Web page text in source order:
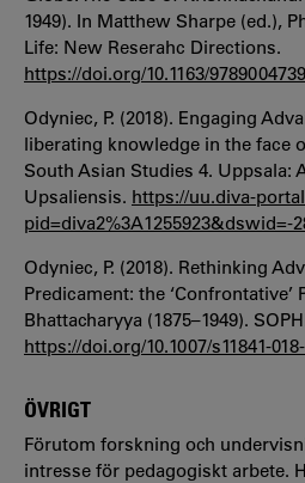
1949). In Matthew Sharpe (ed.),
Life: New Reserahc Directions.
https://doi.org/10.1163/
Odyniec, P. (2018). Engaging
liberating knowledge in the face
South Asian Studies 4. Uppsala:
Upsaliensis. https://uu.diva-
pid=diva2%3A1255923&dswid=-
Odyniec, P. (2018). Rethinking
Predicament: the ‘Confrontative’
Bhattacharyya (1875–1949).
https://doi.org/10.1007/s11841-
ÖVRIGT
Förutom forskning och
intresse för pedagogiskt arbete.